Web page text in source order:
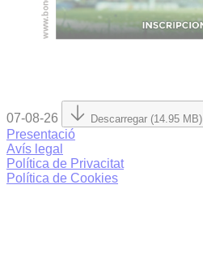
07-08-26 Descarregar (14.95 MB)
Presentació
Avís legal
Política de Privacitat
Política de Cookies